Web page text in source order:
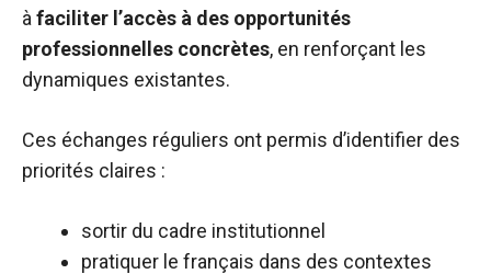
à faciliter l’accès à des opportunités
professionnelles concrètes, en renforçant les
dynamiques existantes.
Ces échanges réguliers ont permis d’identifier des
priorités claires :
sortir du cadre institutionnel
pratiquer le français dans des contextes